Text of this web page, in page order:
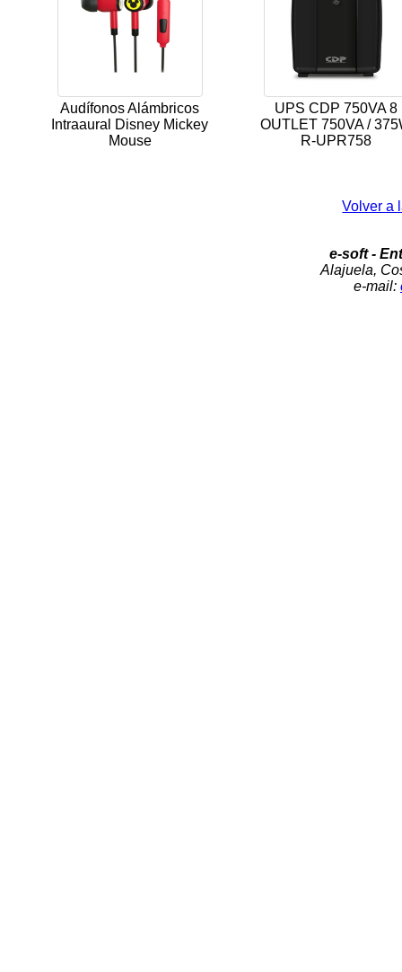
Audífonos Alámbricos
Intraaural Disney Mickey
Mouse
UPS CDP 750VA 8
OUTLET 750VA /
R-UPR758
Volver a
e-soft -
Alajuela,
e-mail: